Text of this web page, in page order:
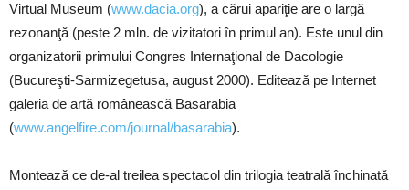
Virtual Museum (www.dacia.org), a cărui apariţie are o largă
rezonanţă (peste 2 mln. de vizitatori în primul an). Este unul din
organizatorii primului Congres Internaţional de Dacologie
(Bucureşti-Sarmizegetusa, august 2000). Editează pe Internet
galeria de artă românească Basarabia
(www.angelfire.com/journal/basarabia).
Montează ce de-al treilea spectacol din trilogia teatrală închinată